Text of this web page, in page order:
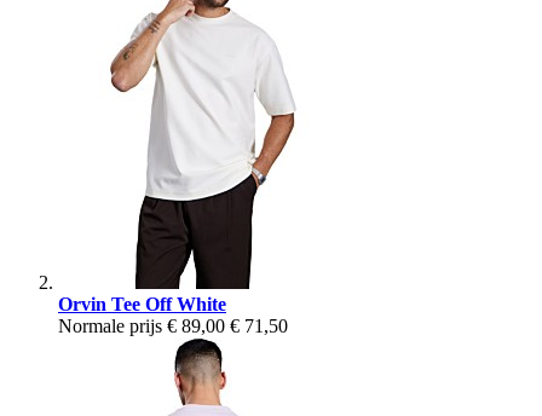
Orvin Tee Off White
Normale prijs € 89,00 € 71,50